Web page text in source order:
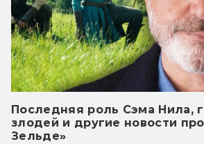
Последняя роль Сэма Нила,
злодей и другие новости
Зельде»